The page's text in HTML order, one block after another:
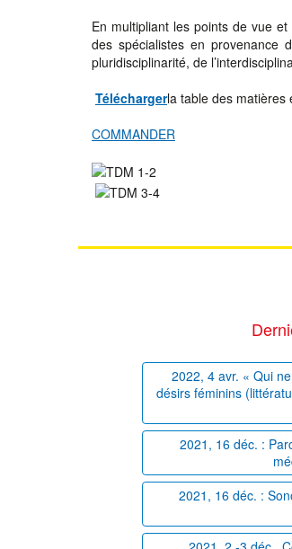
En multipliant les points de vue
des spécialistes en provenance
pluridisciplinarité, de
Téléchargerla table des matières
COMMANDER
2022, 4 avr. « Qui
désirs féminins
2021, 16 déc. :
2021, 16 déc. :